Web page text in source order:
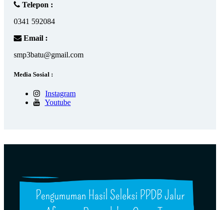
Telepon :
0341 592084
Email :
smp3batu@gmail.com
Media Sosial :
Instagram
Youtube